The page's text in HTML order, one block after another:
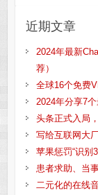
近期文章
2024年最新
荐）
全球16个免费
2024年分享7
头条正式入局
写给互联网大
苹果惩罚“识别
患者求助、当
二元化的在线